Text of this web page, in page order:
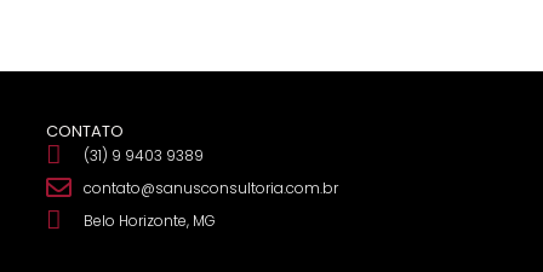
CONTATO
(31) 9 9403 9389
contato@sanusconsultoria.com.br
Belo Horizonte, MG